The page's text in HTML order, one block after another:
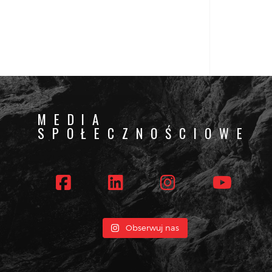
MEDIA
SPOŁECZNOŚCIOWE
Obserwuj nas
i nie tylko!